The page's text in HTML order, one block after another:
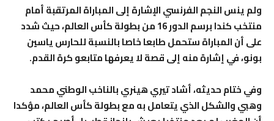
ولم ينس النجم الفرنسي الإشارة إلى المباراة المرتقبة أمام
منتخب كندا برسم الدور 16 من بطولة كأس العالم، حيث شدد
على أن المباراة ستحمل طابعا خاصا بالنسبة للحارس ياسين
بونو، في إشارة منه إلى قصة لا يعرفها متابعو كرة القدم.
وفي ختام حديثه، أشاد تيري هينري بالناخب الوطني محمد
وهبي والشكل الذي يتعامل به مع بطولة كأس العالم، مؤكدا